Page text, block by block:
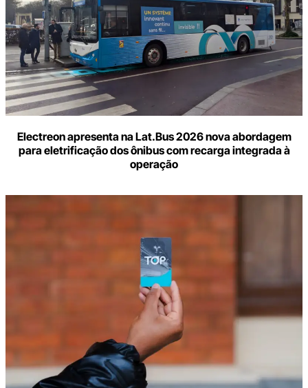
Electreon apresenta na Lat.Bus 2026 nova abordagem
para eletrificação dos ônibus com recarga integrada à
operação